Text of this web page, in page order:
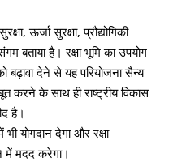
ऊर्जा सुरक्षा, प्रौद्योगिकी
बताया है। रक्षा भूमि का उपयोग
बढ़ावा देने से यह परियोजना सैन्य
करने के साथ ही राष्ट्रीय विकास
है।
भी योगदान देगा और रक्षा
में मदद करेगा।